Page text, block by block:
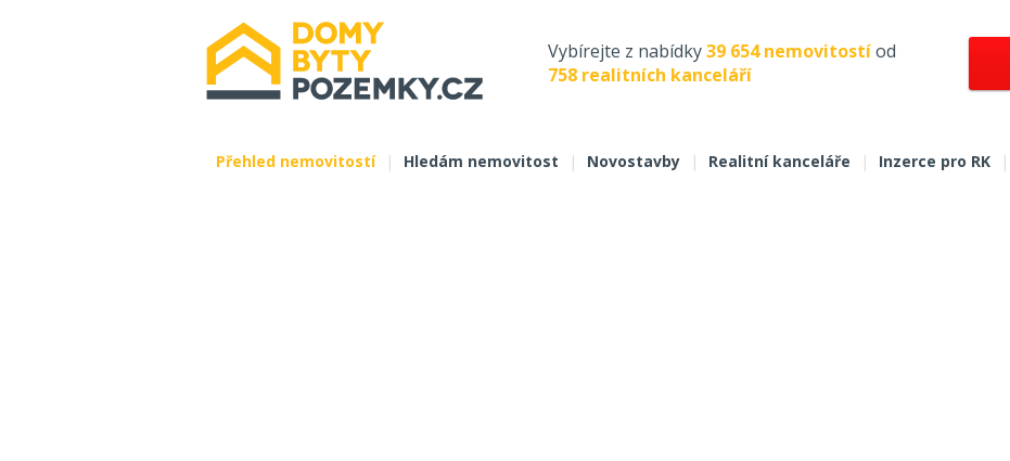
Vybírejte z nabídky39 654 nemovitostíod
758 realitních kanceláří
Přehled nemovitostí | Hledám nemovitost | Novostavby | Realitní kanceláře | Inzerce pro RK |